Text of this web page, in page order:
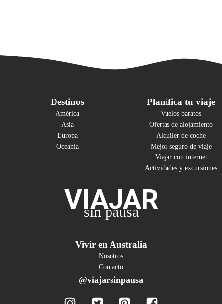
Destinos
América
Asia
Europa
Oceanía
Planifica tu viaje
Vuelos baratos
Ofertas de alojamiento
Alquiler de coche
Mejor seguro de viaje
Viajar con internet
Actividades y excursiones
VIAJAR
sin pausa
Vivir en Australia
Nosotros
Contacto
@viajarsinpausa